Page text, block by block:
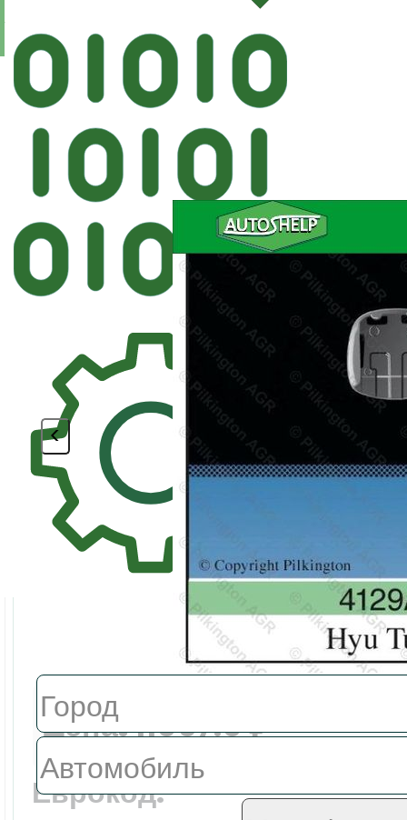
Поиск
Sekurit HYUNDAI Лобовое
<
Цена:11067.0 ₽
Еврокод: